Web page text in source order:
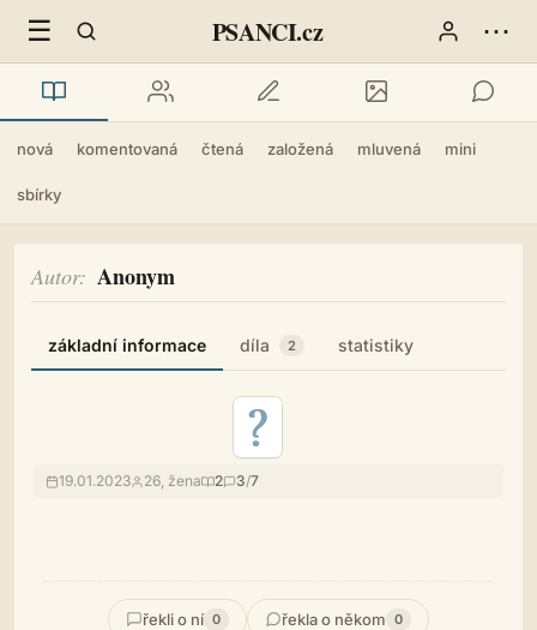
☰ PSANCI.cz ⋯
nová komentovaná čtená založená mluvená mini
sbírky
Autor Anonym
základní informace díla 2 statistiky
19.01.2023 26, žena 2 3/7
řekli o ní 0 řekla o někom 0